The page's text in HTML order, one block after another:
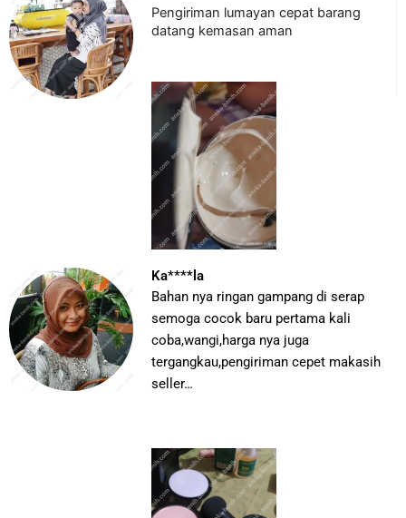
Pengiriman lumayan cepat barang
datang kemasan aman
Ka****la
Bahan nya ringan gampang di serap
semoga cocok baru pertama kali
coba,wangi,harga nya juga
tergangkau,pengiriman cepet makasih
seller…